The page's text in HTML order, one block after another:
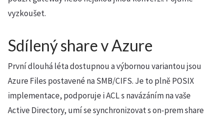
vyzkoušet.
Sdílený share v Azure
První dlouhá léta dostupnou a výbornou variantou jsou
Azure Files postavené na SMB/CIFS. Je to plně POSIX
implementace, podporuje i ACL s navázáním na vaše
Active Directory, umí se synchronizovat s on-prem share